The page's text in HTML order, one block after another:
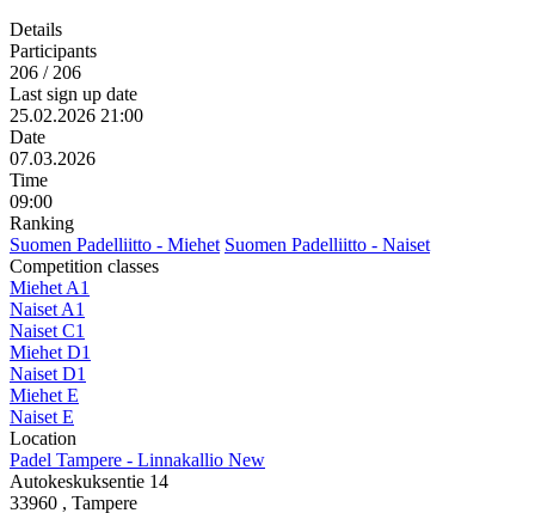
Details
Participants
206 / 206
Last sign up date
25.02.2026 21:00
Date
07.03.2026
Time
09:00
Ranking
Suomen Padelliitto - Miehet Suomen Padelliitto - Naiset
Competition classes
Miehet A1
Naiset A1
Naiset C1
Miehet D1
Naiset D1
Miehet E
Naiset E
Location
Padel Tampere - Linnakallio New
Autokeskuksentie 14
33960 , Tampere